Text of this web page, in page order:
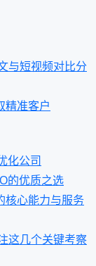
与短视频对比分
精准客户
化公司
的优质之选
核心能力与服务
这几个关键考察